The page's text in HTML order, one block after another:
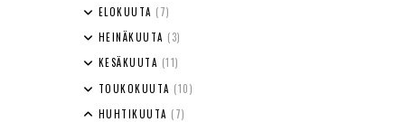
ELOKUUTA (7)
HEINÄKUUTA (3)
KESÄKUUTA (11)
TOUKOKUUTA (10)
HUHTIKUUTA (7)